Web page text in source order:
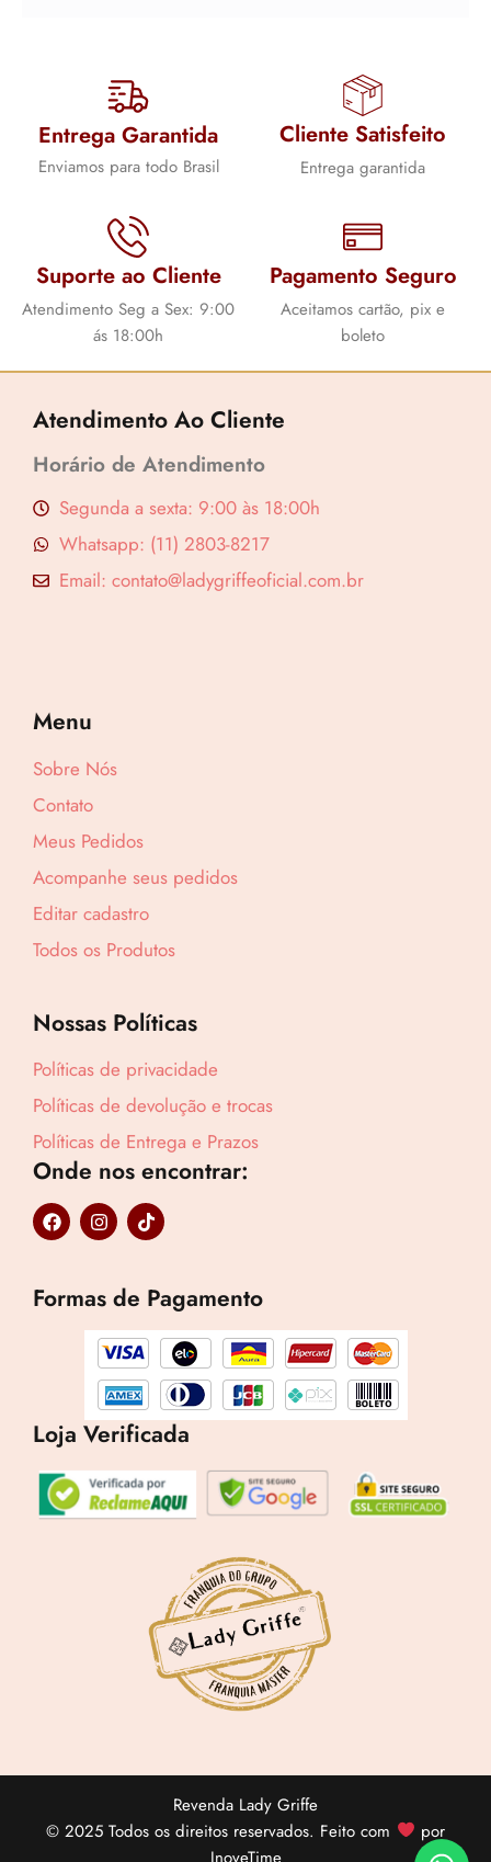
Lucre atéR$
Revenda por
R$96,99
Compre por
R$55,28
Entrega Garantida
Enviamos para todo Brasil
Cliente Satisfeito
Entrega garantida
Suporte ao Cliente
Atendimento Seg a Sex: 9:00
ás 18:00h
Pagamento Seguro
Aceitamos cartão, pix e
boleto
Atendimento Ao Cliente
Horário de Atendimento
Segunda a sexta: 9:00 às 18:00h
Whatsapp: (11) 2803-8217
Email: contato@ladygriffeoficial.com.br
Menu
Sobre Nós
Contato
Meus Pedidos
Acompanhe seus pedidos
Editar cadastro
Todos os Produtos
Nossas Políticas
Políticas de privacidade
Políticas de devolução e trocas
Políticas de Entrega e Prazos
Onde nos encontrar:
F
a
o
I
n
g
a
m
T
i
o
k
Formas de Pagamento
Loja Verificada
Revenda Lady Griffe
© 2025 Todos os direitos reservados. Feito com
por